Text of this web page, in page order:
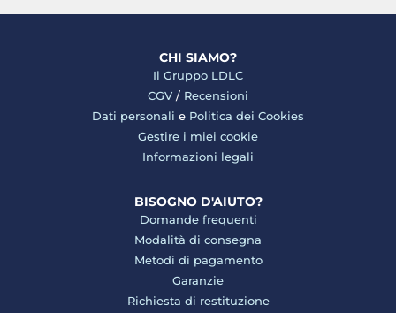
CHI SIAMO?
Il Gruppo LDLC
CGV / Recensioni
Dati personali e Politica dei Cookies
Gestire i miei cookie
Informazioni legali
BISOGNO D'AIUTO?
Domande frequenti
Modalità di consegna
Metodi di pagamento
Garanzie
Richiesta di restituzione